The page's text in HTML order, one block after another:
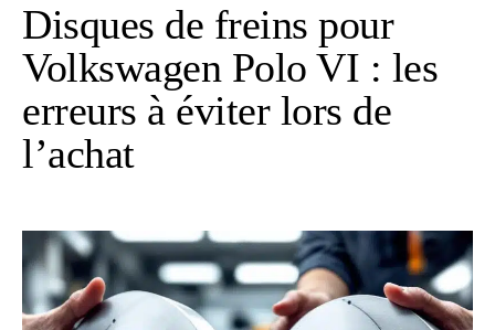
Disques de freins pour
Volkswagen Polo VI : les
erreurs à éviter lors de
l’achat